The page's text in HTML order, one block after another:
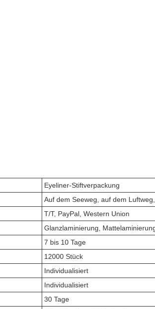
Eyeliner-Stiftverpackung
Auf dem Seeweg, auf dem
T/T, PayPal, Western Union
Glanzlaminierung,
7 bis 10 Tage
12000 Stück
Individualisiert
Individualisiert
30 Tage